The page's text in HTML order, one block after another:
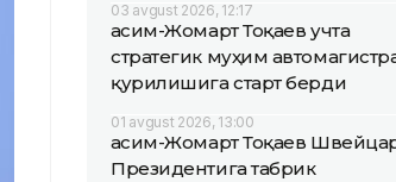
03 avgust 2026, 12:17
Қасим-Жомарт Тоқаев учта
стратегик муҳим
қурилишига старт берди
01 avgust 2026, 13:00
Қасим-Жомарт Тоқаев
Президентига табрик